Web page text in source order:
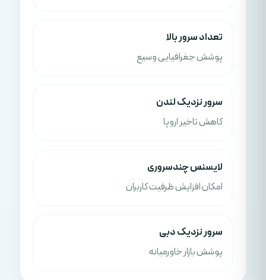
تعداد سرور بالا
پوشش جغرافیایی وسیع
سرور نزدیک لندن
کاهش تاخیر اروپا
لایسنس چندسروری
امکان افزایش ظرفیت کاربران
سرور نزدیک دبی
پوشش بازار خاورمیانه